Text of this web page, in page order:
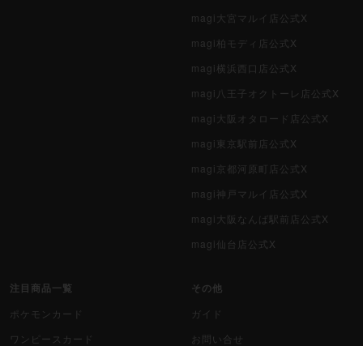
magi大宮マルイ店公式X
magi柏モディ店公式X
magi横浜西口店公式X
magi八王子オクトーレ店公式X
magi大阪オタロード店公式X
magi東京駅前店公式X
magi京都河原町店公式X
magi神戸マルイ店公式X
magi大阪なんば駅前店公式X
magi仙台店公式X
注目商品一覧
ポケモンカード
ワンピースカード
その他
ガイド
お問い合せ